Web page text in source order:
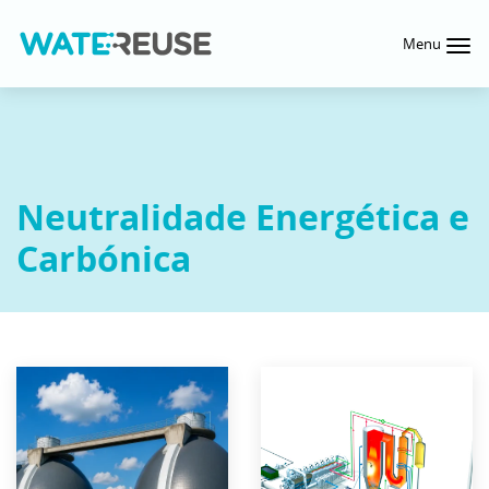
Menu
Neutralidade Energética e
Carbónica